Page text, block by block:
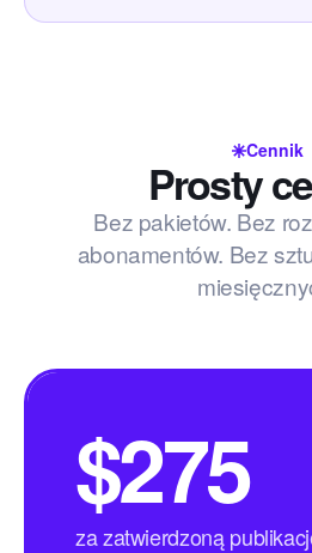
Cennik
Prosty
Bez pakietów. Bez
abonamentów. Bez
$275
za zatwierdzoną